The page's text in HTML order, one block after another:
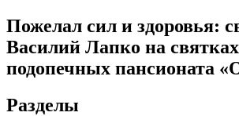
Пожелал сил и здоровья:
Василий Лапко на
подопечных пансионата
Разделы